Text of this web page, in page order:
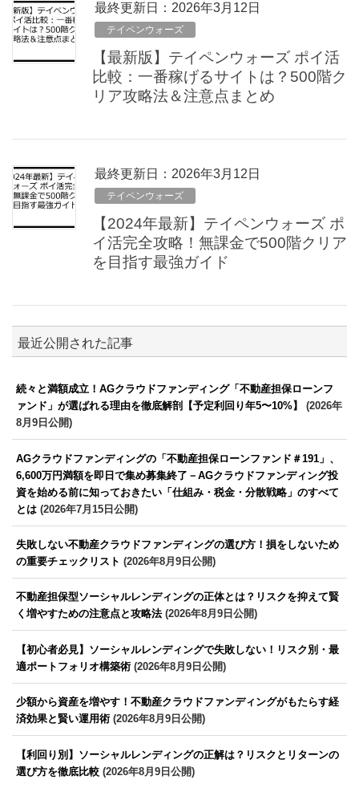
最終更新日：2026年3月12日
テイペンウォーズ
【最新版】テイペンウォーズ ポイ活
比較：一番稼げるサイトは？500階ク
リア攻略法＆注意点まとめ
最終更新日：2026年3月12日
テイペンウォーズ
【2024年最新】テイペンウォーズ ポ
イ活完全攻略！無課金で500階クリア
を目指す最強ガイド
最近公開された記事
続々と満額成立！AGクラウドファンディング「不動産担保ローンフ
ァンド」が選ばれる理由を徹底解剖【予定利回り年5〜10%】
(2026年
8月9日公開)
AGクラウドファンディングの「不動産担保ローンファンド＃191」、
6,600万円満額を即日で集め募集終了－AGクラウドファンディング投
資を始める前に知っておきたい「仕組み・税金・分散戦略」のすべて
とは (2026年7月15日公開)
失敗しない不動産クラウドファンディングの選び方！損をしないため
の重要チェックリスト (2026年8月9日公開)
不動産担保型ソーシャルレンディングの正体とは？リスクを抑えて賢
く増やすための注意点と攻略法(2026年8月9日公開)
【初心者必見】ソーシャルレンディングで失敗しない！リスク別・最
適ポートフォリオ構築術 (2026年8月9日公開)
少額から資産を増やす！不動産クラウドファンディングがもたらす経
済効果と賢い運用術 (2026年8月9日公開)
【利回り別】ソーシャルレンディングの正解は？リスクとリターンの
選び方を徹底比較 (2026年8月9日公開)